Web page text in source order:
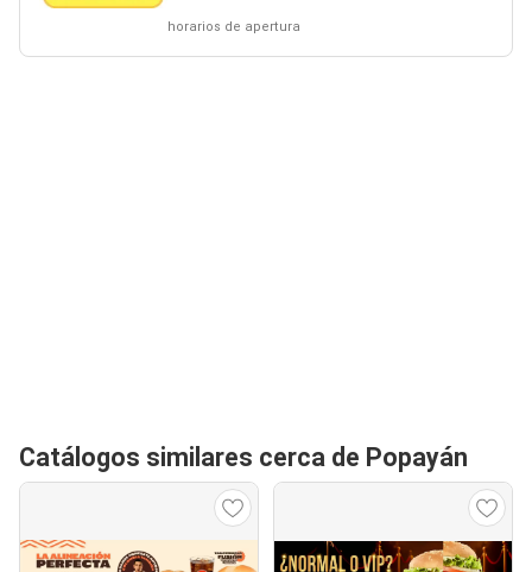
horarios de apertura
Catálogos similares cerca de Popayán